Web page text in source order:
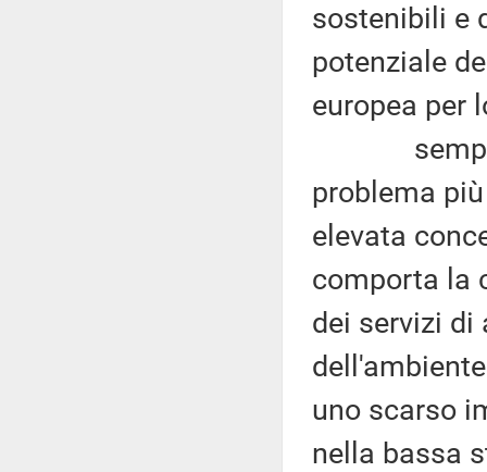
sostenibili e
potenziale
europea per
sempre
problema
elevata
comporta la
dei servizi di
uno scarso
nella bassa